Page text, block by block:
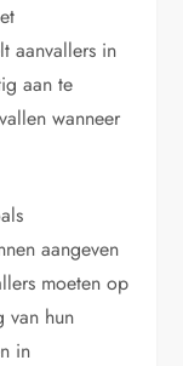
aanvallers in
aan te
wanneer
aangeven
moeten op
van hun
in